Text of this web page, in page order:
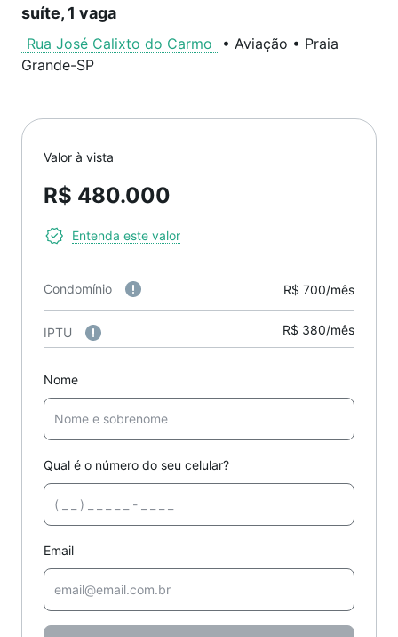
suíte, 1 vaga
Rua José Calixto do Carmo • Aviação • Praia
Grande-SP
Valor à vista
R$ 480.000
Entenda este valor
Condomínio R$ 700/mês
IPTU R$ 380/mês
Nome
Qual é o número do seu celular?
Email